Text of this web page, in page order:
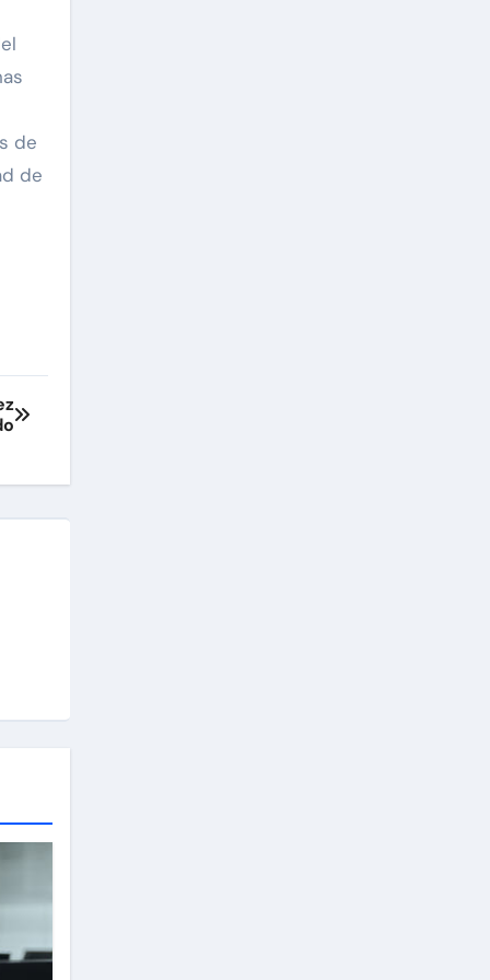
de
de